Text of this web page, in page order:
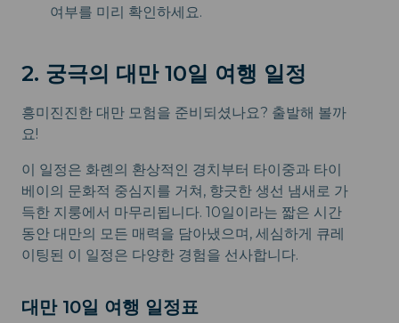
여부를 미리 확인하세요.
2. 궁극의 대만 10일 여행 일정
흥미진진한 대만 모험을 준비되셨나요? 출발해 볼까
요!
이 일정은 화롄의 환상적인 경치부터 타이중과 타이
베이의 문화적 중심지를 거쳐, 향긋한 생선 냄새로 가
득한 지룽에서 마무리됩니다. 10일이라는 짧은 시간
동안 대만의 모든 매력을 담아냈으며, 세심하게 큐레
이팅된 이 일정은 다양한 경험을 선사합니다.
대만 10일 여행 일정표